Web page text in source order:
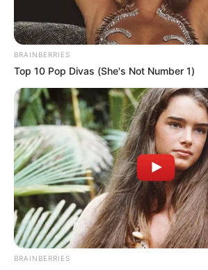
TEMAS DESTACADOS
EMERGENCIAS POR LLUVIAS
METRO DE MEDELLÍN
ELECCIONES PRESIDENCIALES
MARINILLA - ANTIOQUIA
EPM
YONDÓ - ANTIOQUIA
RIONEGRO
BRAINBERRIES
Top 10 Pop Divas (She's Not Number 1)
BRAINBERRIES